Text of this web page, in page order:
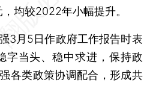
均较2022年小幅提升。
月5日作政府工作报告时表
字当头、稳中求进，保持政
各类政策协调配合，形成共